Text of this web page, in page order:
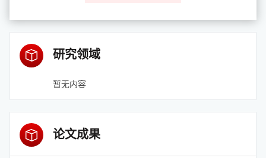
研究领域
暂无内容
论文成果